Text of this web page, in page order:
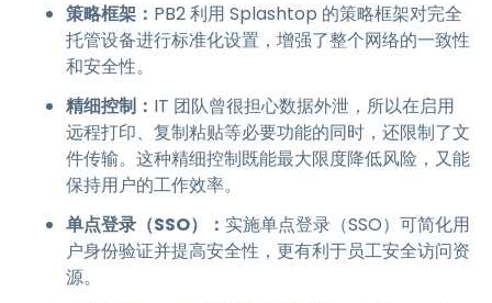
策略框架： PB2 利用 Splashtop 的策略框架对完全
托管设备进行标准化设置，增强了整个网络的一致性
和安全性。
精细控制： IT 团队曾很担心数据外泄，所以在启用
远程打印、复制粘贴等必要功能的同时，还限制了文
件传输。这种精细控制既能最大限度降低风险，又能
保持用户的工作效率。
单点登录（SSO）： 实施单点登录（SSO）可简化用
户身份验证并提高安全性，更有利于员工安全访问资
源。